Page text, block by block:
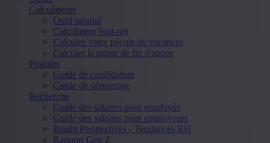
Calculateurs
Outil salarial
Calculateur brut-net
Calculez votre pécule de vacances
Calculer la prime de fin d'année
Postuler
Guide de candidature
Guide de démarrage
Recherche
Guide des salaires pour employés
Guide des salaires pour employeurs
Bright Perspectives - Tendances RH
Rapport Gen Z